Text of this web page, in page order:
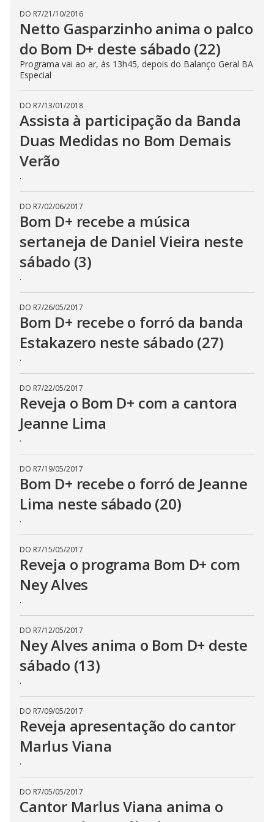
d
e
o
DO R7/21/10/2016
Netto Gasparzinho anima o palco
do Bom D+ deste sábado (22)
Programa vai ao ar, às 13h45, depois do Balanço Geral BA
Especial
DO R7/13/01/2018
Assista à participação da Banda
Duas Medidas no Bom Demais
Verão
.
DO R7/02/06/2017
Bom D+ recebe a música
sertaneja de Daniel Vieira neste
sábado (3)
.
DO R7/26/05/2017
Bom D+ recebe o forró da banda
Estakazero neste sábado (27)
.
DO R7/22/05/2017
Reveja o Bom D+ com a cantora
Jeanne Lima
.
DO R7/19/05/2017
Bom D+ recebe o forró de Jeanne
Lima neste sábado (20)
.
DO R7/15/05/2017
Reveja o programa Bom D+ com
Ney Alves
.
DO R7/12/05/2017
Ney Alves anima o Bom D+ deste
sábado (13)
.
DO R7/09/05/2017
Reveja apresentação do cantor
Marlus Viana
.
DO R7/05/05/2017
Cantor Marlus Viana anima o